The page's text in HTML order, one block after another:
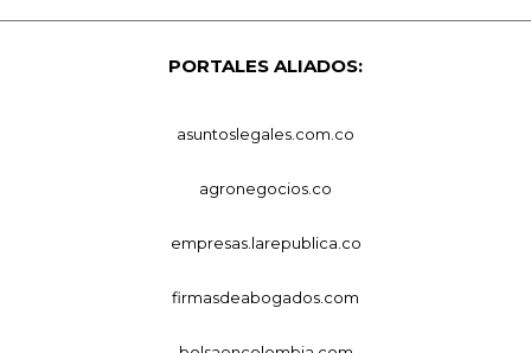
PORTALES ALIADOS:
asuntoslegales.com.co
agronegocios.co
empresas.larepublica.co
firmasdeabogados.com